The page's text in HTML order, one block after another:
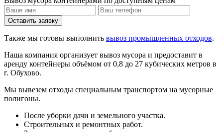
Оставить заявку
Также мы готовы выполнить вывоз промышленных отходов.
Наша компания организует вывоз мусора и предоставит в
аренду контейнеры объёмом от 0,8 до 27 кубических метров в
г. Обухово.
Мы вывезем отходы специальным транспортом на мусорные
полигоны.
После уборки дачи и земельного участка.
Строительных и ремонтных работ.